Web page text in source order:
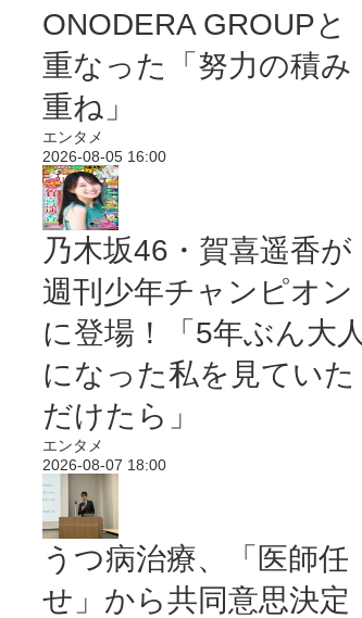
ONODERA GROUPと
重なった「努力の積み
重ね」
エンタメ
2026-08-05 16:00
乃木坂46・賀喜遥香が
週刊少年チャンピオン
に登場！「5年ぶん大人
になった私を見ていた
だけたら」
エンタメ
2026-08-07 18:00
うつ病治療、「医師任
せ」から共同意思決定